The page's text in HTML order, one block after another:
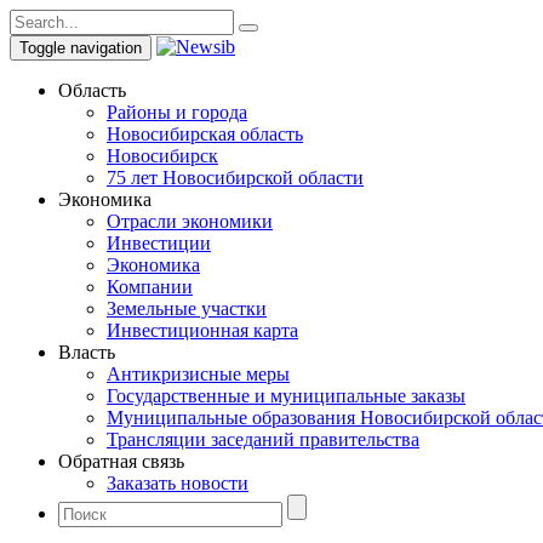
Toggle navigation
Область
Районы и города
Новосибирская область
Новосибирск
75 лет Новосибирской области
Экономика
Отрасли экономики
Инвестиции
Экономика
Компании
Земельные участки
Инвестиционная карта
Власть
Антикризисные меры
Государственные и муниципальные заказы
Муниципальные образования Новосибирской
Трансляции заседаний правительства
Обратная связь
Заказать новости